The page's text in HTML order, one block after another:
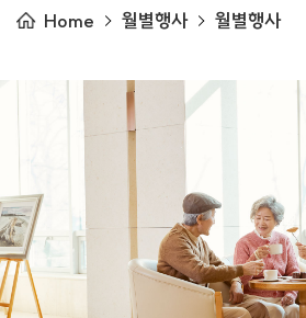
Home 월별행사 월별행사